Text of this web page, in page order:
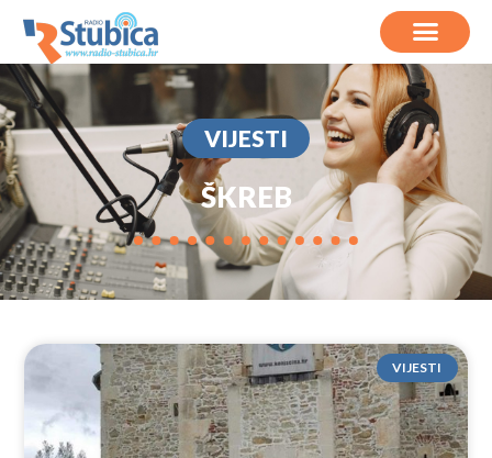
VIJESTI
ŠKREB
VIJESTI